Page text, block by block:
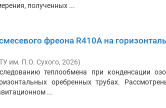
полученных ...
фреона R410А на
им. П.О. Сухого, 2026)
теплообмена при конденсации
оребренных трубах.
...